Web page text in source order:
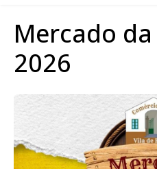
Mercado
2026